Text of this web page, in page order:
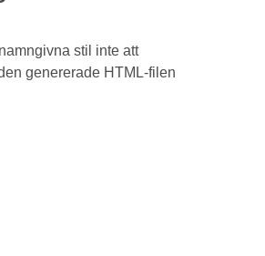
stil inte att
genererade HTML-filen